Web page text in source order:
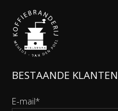
BESTAANDE KLANTEN
E-mail*